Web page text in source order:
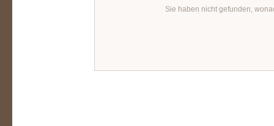
Sie haben nicht gefunden,